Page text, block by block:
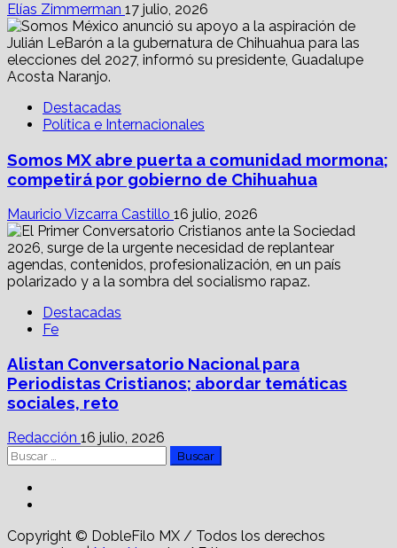
Elías Zimmerman 17 julio, 2026
Destacadas
Política e Internacionales
Somos MX abre puerta a comunidad mormona;
competirá por gobierno de Chihuahua
Mauricio Vizcarra Castillo 16 julio, 2026
Destacadas
Fe
Alistan Conversatorio Nacional para
Periodistas Cristianos; abordar temáticas
sociales, reto
Redacción 16 julio, 2026
Buscar:
Copyright © DobleFilo MX / Todos los derechos